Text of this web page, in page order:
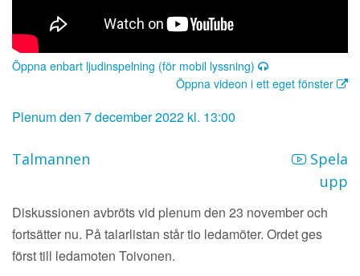
Öppna enbart ljudinspelning (för mobil lyssning)
Öppna videon i ett eget fönster
Plenum den 7 december 2022 kl. 13:00
Talmannen
Spela
upp
Diskussionen avbröts vid plenum den 23 november och
fortsätter nu. På talarlistan står tio ledamöter. Ordet ges
först till ledamoten Toivonen.